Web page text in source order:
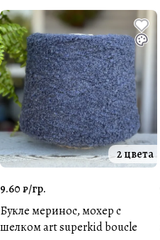
2 цвета
9.60 ₽/гр.
Букле меринос, мохер с
шелком art superkid boucle